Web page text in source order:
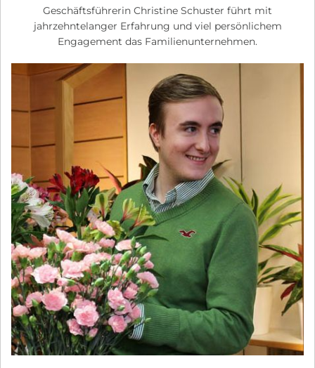
Geschäftsführerin Christine Schuster führt mit
jahrzehntelanger Erfahrung und viel persönlichem
Engagement das Familienunternehmen.